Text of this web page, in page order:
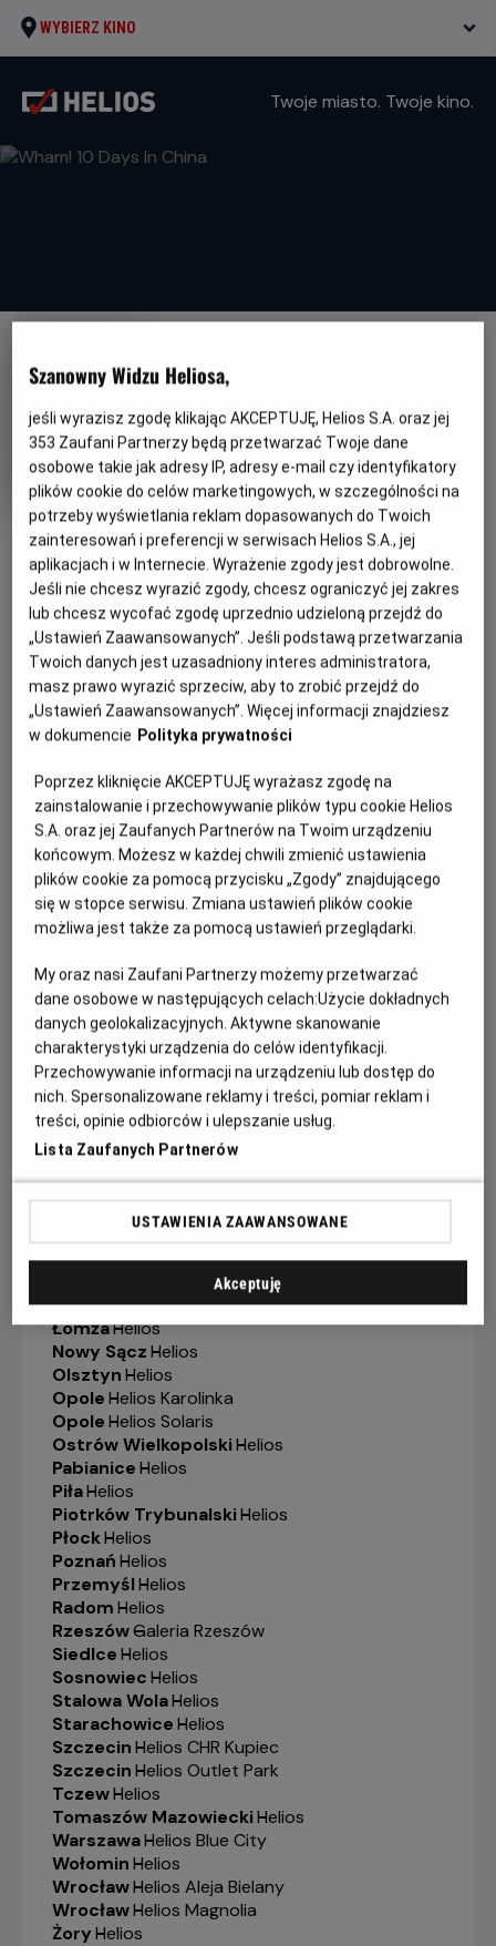
WYBIERZ KINO
Twoje miasto. Twoje kino.
Wham! 10 Days In China
Oryginalny
tytuł
Wham! 10 Days In China Gatunek
Koncert /
Dokument muzyczny
Minimalny
wiek
Od 15 lat
Czas
trwania
90 min
Kraj
i
rok
produkcji
Wielka Brytania
PREMIERA
28 lipca 2026
REŻYSERIA
Mike Christie
SCENARIUSZ
Mike Christie
OBSADA
George Michael, Andrew Ridgeley
WIĘCEJ SZCZEGÓŁÓW
WYBIERZ SWOJE KINO
ABY ZOBACZYĆ GODZINY SEANSÓW
Bełchatów -
Helios
Białystok
Helios Alfa
Białystok-
Helios Biała
Białystok-
Helios Jurowiecka
Bielsko-Biała-
Helios
Bydgoszcz-
Helios
Dąbrowa Górnicza-
Helios
Gdańsk-
Helios Forum
Gdańsk-
Helios Metropolia
Gniezno -
Helios
Gorzów Wielkopolski-
Helios
Grudziądz-
Helios
Jelenia Góra-
Helios
Kalisz-
Helios
Katowice-
Helios
Kędzierzyn-Koźle-Helios
Kielce-
Helios
Helios
Koszalin-
Helios
Helios
Legionowo-Helios
Legnica-
Helios
Łódź-
Helios
Łomża-
Helios
Nowy Sącz-
Helios
Olsztyn-
Helios
Opole-
Helios Karolinka
Opole-
Helios Solaris
Ostrów Wielkopolski-
Helios
Pabianice-
Helios
Piła-
Helios
Piotrków Trybunalski-
Helios
Płock-
Helios
Poznań-
Helios
Przemyśl-
Helios
Radom-
Helios
Rzeszów-
Galeria Rzeszów
Siedlce-
Helios
Sosnowiec-
Helios
Stalowa Wola-
Helios
Starachowice-
Helios
Szczecin-
Helios CHR Kupiec
Szczecin-
Helios Outlet Park
Tczew-
Helios
Tomaszów Mazowiecki-
Helios
Warszawa-
Helios Blue City
Wołomin-
Helios
Wrocław-
Helios Aleja Bielany
Wrocław-
Helios Magnolia
Żory-
Helios
Szanowny Widzu Heliosa,
jeśli wyrazisz zgodę klikając AKCEPTUJĘ, Helios S.A. oraz jej
353 Zaufani Partnerzy będą przetwarzać Twoje dane
osobowe takie jak adresy IP, adresy e-mail czy identyfikatory
plików cookie do celów marketingowych, w szczególności na
potrzeby wyświetlania reklam dopasowanych do Twoich
zainteresowań i preferencji w serwisach Helios S.A., jej
aplikacjach i w Internecie. Wyrażenie zgody jest dobrowolne.
Jeśli nie chcesz wyrazić zgody, chcesz ograniczyć jej zakres
lub chcesz wycofać zgodę uprzednio udzieloną przejdź do
„Ustawień Zaawansowanych”. Jeśli podstawą przetwarzania
Twoich danych jest uzasadniony interes administratora,
masz prawo wyrazić sprzeciw, aby to zrobić przejdź do
„Ustawień Zaawansowanych”. Więcej informacji znajdziesz
w dokumencie Polityka prywatności
Poprzez kliknięcie AKCEPTUJĘ wyrażasz zgodę na
zainstalowanie i przechowywanie plików typu cookie Helios
S.A. oraz jej Zaufanych Partnerów na Twoim urządzeniu
końcowym. Możesz w każdej chwili zmienić ustawienia
plików cookie za pomocą przycisku „Zgody” znajdującego
się w stopce serwisu. Zmiana ustawień plików cookie
możliwa jest także za pomocą ustawień przeglądarki.
My oraz nasi Zaufani Partnerzy możemy przetwarzać
dane osobowe w następujących celach:Użycie dokładnych
danych geolokalizacyjnych. Aktywne skanowanie
charakterystyki urządzenia do celów identyfikacji.
Przechowywanie informacji na urządzeniu lub dostęp do
nich. Spersonalizowane reklamy i treści, pomiar reklam i
treści, opinie odbiorców i ulepszanie usług.
Lista Zaufanych Partnerów
USTAWIENIA ZAAWANSOWANE
Akceptuję